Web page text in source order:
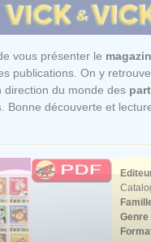
vous présenter le
publications . On y
du monde des
. Bonne découverte et
Genre